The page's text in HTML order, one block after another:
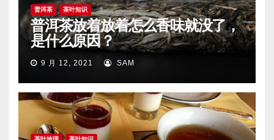
普洱茶 茶叶知识
普洱茶放着放着怎么香味就没了，
是什么原因？
9 月 12, 2021 SAM